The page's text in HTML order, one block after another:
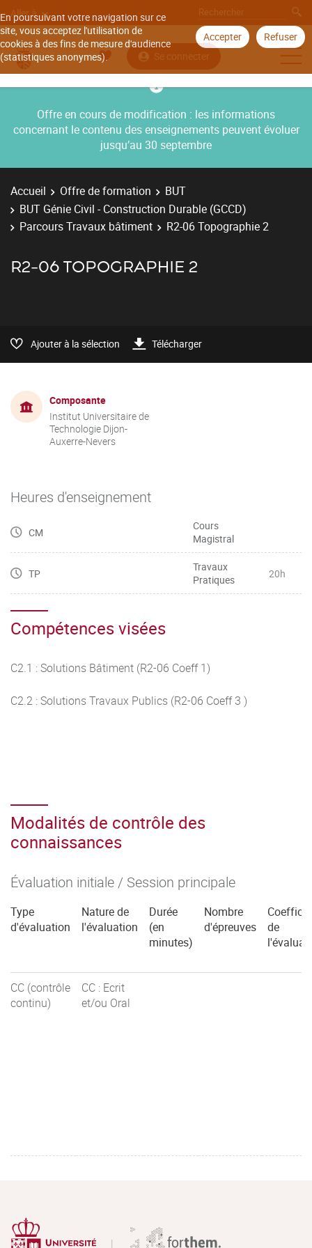
En poursuivant votre navigation sur ce
site, vous acceptez l'utilisation de
cookies à des fins de mesure d'audience
(statistiques anonymes).
Accepter Refuser
Aller à
Se connecter
Offre en cours de modification : les informations
concernant le contenu des enseignements peuvent évoluer
jusqu’au 30 septembre
Accueil Offre de formation
BUT
BUT Génie Civil - Construction Durable (GCCD)
Parcours Travaux bâtiment
R2-06 Topographie 2
R2-06 TOPOGRAPHIE 2
Ajouter à la sélection Télécharger
Composante
Institut Universitaire de
Technologie Dijon-
Auxerre-Nevers
Heures d'enseignement
CM
Cours
Magistral
TP
Travaux
Pratiques
20h
Compétences visées
C2.1 : Solutions Bâtiment (R2-06 Coeff 1)
C2.2 : Solutions Travaux Publics (R2-06 Coeff 3 )
Modalités de contrôle des
connaissances
Évaluation initiale / Session principale
Type
d'évaluation
Nature de
l'évaluation
Durée
(en
minutes)
Nombre
d'épreuves
de
CC (contrôle
continu)
CC : Ecrit
et/ou Oral